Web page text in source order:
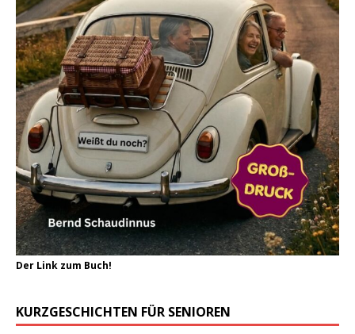
Der Link zum Buch!
KURZGESCHICHTEN FÜR SENIOREN